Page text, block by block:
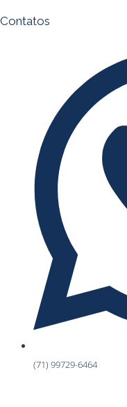
Contatos
(71) 99729-6464